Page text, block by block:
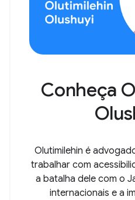
Conheça
Olutimilehin é
trabalhar com
a batalha dele com o
internacionais e a